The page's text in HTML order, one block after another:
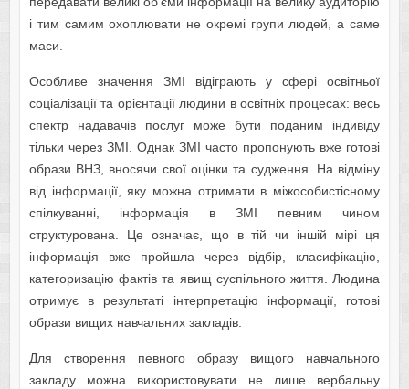
і тим самим охоплювати не окремі групи людей, а саме
маси.
Особливе значення ЗМІ відіграють у сфері освітньої
соціалізації та орієнтації людини в освітніх процесах: весь
спектр надавачів послуг може бути поданим індивіду
тільки через ЗМІ. Однак ЗМІ часто пропонують вже готові
образи ВНЗ, вносячи свої оцінки та судження. На відміну
від інформації, яку можна отримати в міжособистісному
спілкуванні, інформація в ЗМІ певним чином
структурована. Це означає, що в тій чи іншій мірі ця
інформація вже пройшла через відбір, класифікацію,
категоризацію фактів та явищ суспільного життя. Людина
отримує в результаті інтерпретацію інформації, готові
образи вищих навчальних закладів.
Для створення певного образу вищого навчального
закладу можна використовувати не лише вербальну